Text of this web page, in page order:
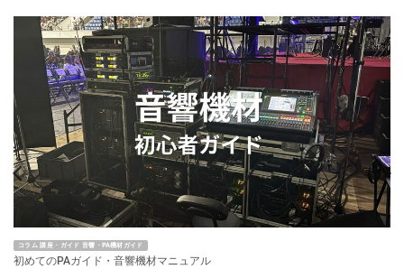
コラム 講座・ガイド 音響・PA機材ガイド
初めてのPAガイド・音響機材マニュアル